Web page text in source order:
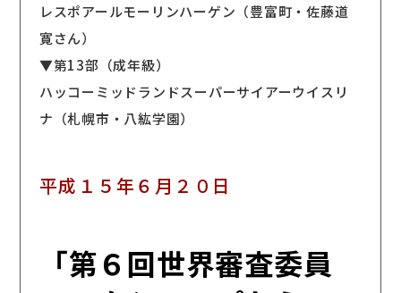
レスポアールモーリンハーゲン（豊富町・佐藤道
寛さん）
▼第13部（成年級）
ハッコーミッドランドスーパーサイアーウイスリ
ナ（札幌市・八紘学園）
平成１５年６月２０日
「第６回世界審査委員